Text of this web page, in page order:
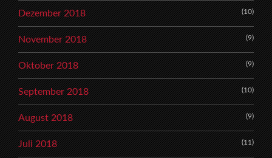
Dezember 2018 (10)
November 2018 (9)
Oktober 2018 (9)
September 2018 (10)
August 2018 (9)
Juli 2018 (11)